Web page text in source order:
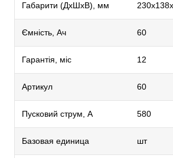
Габарити (ДхШхВ), мм
Ємність, Ач 60
Гарантія, міс 12
Артикул 60
Пусковий струм, А 580
Базовая единица шт